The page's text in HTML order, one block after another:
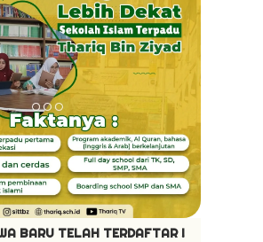
BARU TELAH TERDAFTAR !